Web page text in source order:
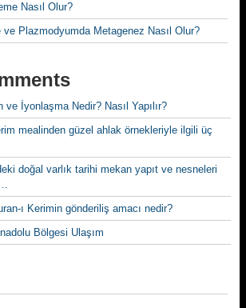
Nasıl Olur?
Plazmodyumda Metagenez Nasıl Olur?
ve İyonlaşma Nedir? Nasıl Yapılır?
mealinden güzel ahlak örnekleriyle ilgili üç
doğal varlık tarihi mekan yapıt ve nesneleri
ı Kerimin gönderiliş amacı nedir?
Bölgesi Ulaşım